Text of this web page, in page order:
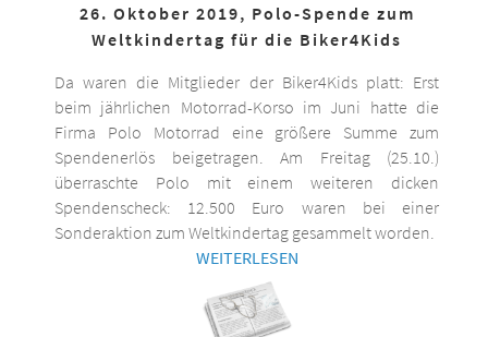
26. Oktober 2019, Polo-Spende zum
Weltkindertag für die Biker4Kids
Da waren die Mitglieder der Biker4Kids platt: Erst
beim jährlichen Motorrad-Korso im Juni hatte die
Firma Polo Motorrad eine größere Summe zum
Spendenerlös beigetragen. Am Freitag (25.10.)
überraschte Polo mit einem weiteren dicken
Spendenscheck: 12.500 Euro waren bei einer
Sonderaktion zum Weltkindertag gesammelt worden.
WEITERLESEN